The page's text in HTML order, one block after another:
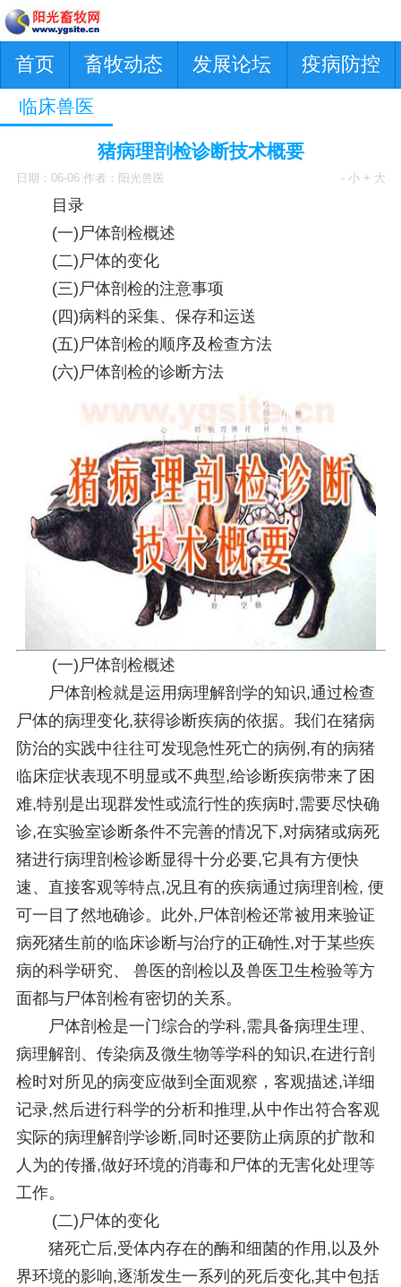
首页 畜牧动态 发展论坛 疫病防控
临床兽医
猪病理剖检诊断技术概要
日期：06-06 作者：阳光兽医 - 小 + 大
目录
(一)尸体剖检概述
(二)尸体的变化
(三)尸体剖检的注意事项
(四)病料的采集、保存和运送
(五)尸体剖检的顺序及检查方法
(六)尸体剖检的诊断方法
(一)尸体剖检概述
尸体剖检就是运用病理解剖学的知识,通过检查
尸体的病理变化,获得诊断疾病的依据。我们在猪病
防治的实践中往往可发现急性死亡的病例,有的病猪
临床症状表现不明显或不典型,给诊断疾病带来了困
难,特别是出现群发性或流行性的疾病时,需要尽快确
诊,在实验室诊断条件不完善的情况下,对病猪或病死
猪进行病理剖检诊断显得十分必要,它具有方便快
速、直接客观等特点,况且有的疾病通过病理剖检, 便
可一目了然地确诊。此外,尸体剖检还常被用来验证
病死猪生前的临床诊断与治疗的正确性,对于某些疾
病的科学研究、 兽医的剖检以及兽医卫生检验等方
面都与尸体剖检有密切的关系。
尸体剖检是一门综合的学科,需具备病理生理、
病理解剖、传染病及微生物等学科的知识,在进行剖
检时对所见的病变应做到全面观察，客观描述,详细
记录,然后进行科学的分析和推理,从中作出符合客观
实际的病理解剖学诊断,同时还要防止病原的扩散和
人为的传播,做好环境的消毒和尸体的无害化处理等
工作。
(二)尸体的变化
猪死亡后,受体内存在的酶和细菌的作用,以及外
界环境的影响,逐渐发生一系列的死后变化,其中包括